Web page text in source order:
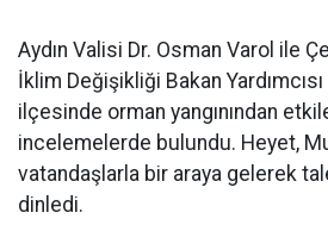
Aydın Valisi Dr. Osman Varol ile
İklim Değişikliği Bakan
ilçesinde orman yangınından
incelemelerde bulundu. Heyet,
vatandaşlarla bir araya gelerek
dinledi.